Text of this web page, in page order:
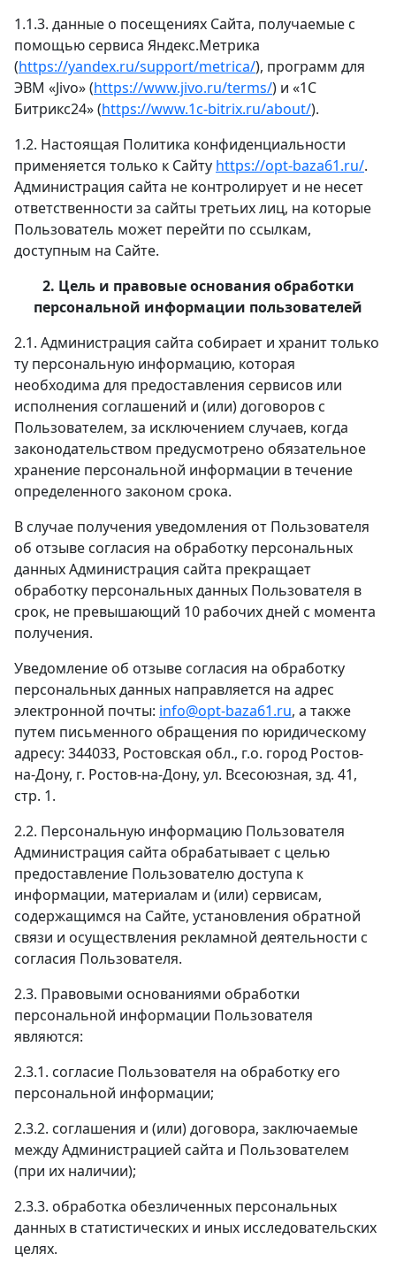
1.1.3. данные о посещениях Сайта, получаемые с
помощью сервиса Яндекс.Метрика
(https://yandex.ru/support/metrica/), программ для
ЭВМ «Jivo» (https://www.jivo.ru/terms/) и «1С
Битрикс24» (https://www.1c-bitrix.ru/about/).
1.2. Настоящая Политика конфиденциальности
применяется только к Сайту https://opt-baza61.ru/.
Администрация сайта не контролирует и не несет
ответственности за сайты третьих лиц, на которые
Пользователь может перейти по ссылкам,
доступным на Сайте.
2. Цель и правовые основания обработки
персональной информации пользователей
2.1. Администрация сайта собирает и хранит только
ту персональную информацию, которая
необходима для предоставления сервисов или
исполнения соглашений и (или) договоров с
Пользователем, за исключением случаев, когда
законодательством предусмотрено обязательное
хранение персональной информации в течение
определенного законом срока.
В случае получения уведомления от Пользователя
об отзыве согласия на обработку персональных
данных Администрация сайта прекращает
обработку персональных данных Пользователя в
срок, не превышающий 10 рабочих дней с момента
получения.
Уведомление об отзыве согласия на обработку
персональных данных направляется на адрес
электронной почты: info@opt-baza61.ru, а также
путем письменного обращения по юридическому
адресу: 344033, Ростовская обл., г.о. город Ростов-
на-Дону, г. Ростов-на-Дону, ул. Всесоюзная, зд. 41,
стр. 1.
2.2. Персональную информацию Пользователя
Администрация сайта обрабатывает c целью
предоставление Пользователю доступа к
информации, материалам и (или) сервисам,
содержащимся на Сайте, установления обратной
связи и осуществления рекламной деятельности с
согласия Пользователя.
2.3. Правовыми основаниями обработки
персональной информации Пользователя
являются:
2.3.1. согласие Пользователя на обработку его
персональной информации;
2.3.2. соглашения и (или) договора, заключаемые
между Администрацией сайта и Пользователем
(при их наличии);
2.3.3. обработка обезличенных персональных
данных в статистических и иных исследовательских
целях.